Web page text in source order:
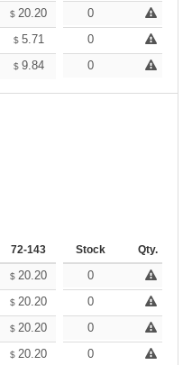
$ 20.20 19.54
0
$ 5.71 5.52
0
$ 9.84 9.52
0
72-143 144-287 288 + More
Stock Qty.
$ 20.20 19.54
0
$ 20.20 19.54
0
$ 20.20 19.54
0
$ 20.20 19.54
0